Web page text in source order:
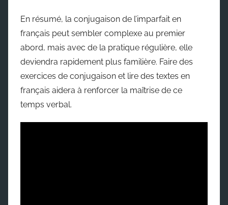
En résumé, la conjugaison de l’imparfait en
français peut sembler complexe au premier
abord, mais avec de la pratique régulière, elle
deviendra rapidement plus familière. Faire des
exercices de conjugaison et lire des textes en
français aidera à renforcer la maîtrise de ce
temps verbal.